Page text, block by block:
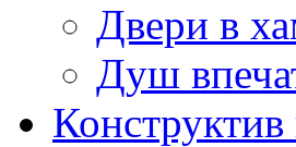
Двери в
Душ